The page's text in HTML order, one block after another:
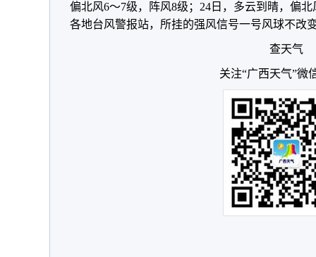
偏北风6～7级，阵风8级；24日，多云到晴，偏
各地台风警报站，所挂的强风信号一号风球不改
查天气
关注“广西天气”微